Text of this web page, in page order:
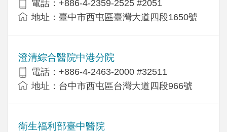
電話：+886-4-2359-2525 #2051
地址：臺中市西屯區臺灣大道四段1650號
澄清綜合醫院中港分院
電話：+886-4-2463-2000 #32511
地址：台中市西屯區台灣大道四段966號
衛生福利部臺中醫院